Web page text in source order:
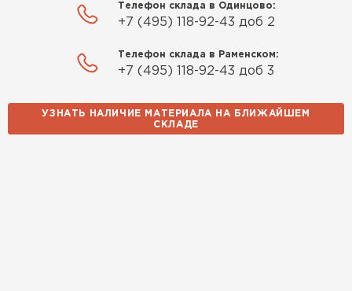
Телефон склада в Одинцово:
+7 (495) 118-92-43 доб 2
Телефон склада в Раменском:
+7 (495) 118-92-43 доб 3
УЗНАТЬ НАЛИЧИЕ МАТЕРИАЛА НА БЛИЖАЙШЕМ
СКЛАДЕ
ПЕРЕЙТИ
ПЕРЕЙТИ